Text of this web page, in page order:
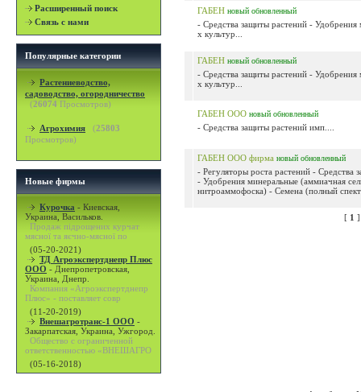
Расширенный поиск
Связь с нами
Популярные категории
Растениеводство,
садоводство, огородничество
(26074 Просмотров)
Агрохимия (25803
Просмотров)
Новые фирмы
Курочка - Киевская,
Украина, Васильков.
Продаж підрощених курчат
мясної та яєчно-мясної по
(05-20-2021)
ТД Агроэкспертднепр Плюс
ООО - Днепропетровская,
Украина, Днепр.
Компания «Агроэкспертднепр
Плюс» - поставляет совр
(11-20-2019)
Внешагротранс-1 ООО -
Закарпатская, Украина, Ужгород.
Общество с ограниченной
ответственностью «ВНЕШАГРО
(05-16-2018)
ГАБЕН новый обновленный
- Средства защиты растений -
х культур...
ГАБЕН новый обновленный
- Средства защиты растений -
х культур...
ГАБЕН ООО новый обновленный
- Средства защиты растений имп....
ГАБЕН ООО фирма новый обновленный
- Регуляторы роста растений - Средства
- Удобрения минеральные (аммиачная
нитроаммофоска) - Семена (полный
[ 1